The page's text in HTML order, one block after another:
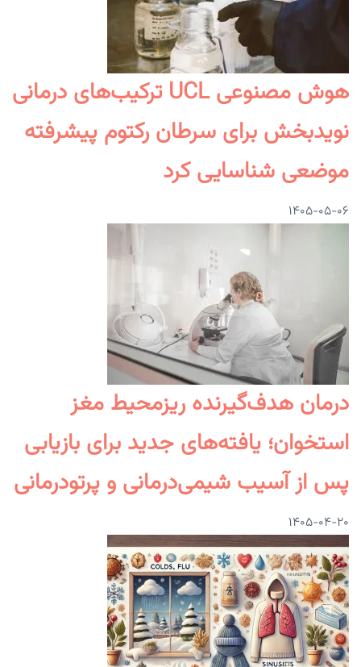
هوش مصنوعی UCL ترکیب‌های درمانی
نویدبخش برای سرطان رکتوم پیشرفته
موضعی شناسایی کرد
۱۴۰۵-۰۵-۰۶
درمان هدف‌گیرنده ریزمحیط مغز
استخوان؛ یافته‌های جدید برای بازیابی
پس از آسیب شیمی‌درمانی و پرتودرمانی
۱۴۰۵-۰۴-۲۰